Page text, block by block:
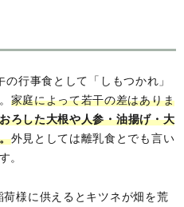
行事食として「しもつかれ」
家庭によって若干の差はありま
ろした大根や人参・油揚げ・大
外見としては離乳食とでも言い
。
様に供えるとキツネが畑を荒